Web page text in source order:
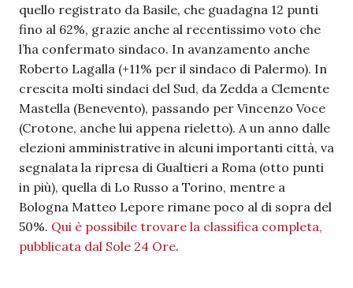
quello registrato da Basile, che guadagna 12 punti
fino al 62%, grazie anche al recentissimo voto che
l’ha confermato sindaco. In avanzamento anche
Roberto Lagalla (+11% per il sindaco di Palermo). In
crescita molti sindaci del Sud, da Zedda a Clemente
Mastella (Benevento), passando per Vincenzo Voce
(Crotone, anche lui appena rieletto). A un anno dalle
elezioni amministrative in alcuni importanti città, va
segnalata la ripresa di Gualtieri a Roma (otto punti
in più), quella di Lo Russo a Torino, mentre a
Bologna Matteo Lepore rimane poco al di sopra del
50%. Qui è possibile trovare la classifica completa,
pubblicata dal Sole 24 Ore.